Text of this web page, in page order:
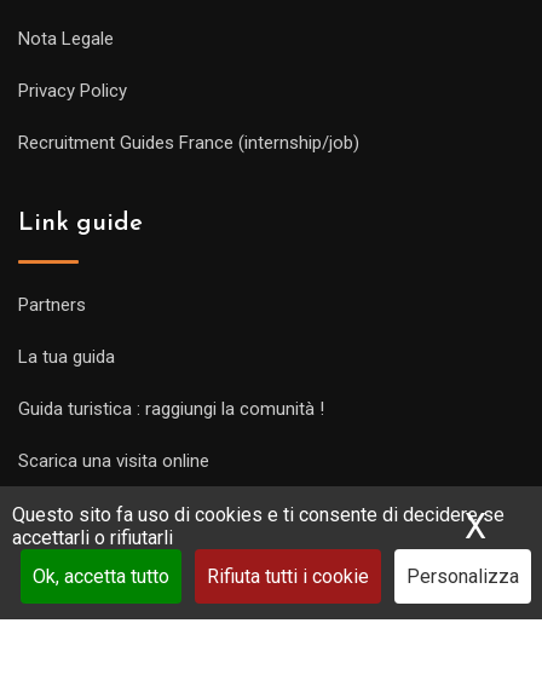
Questo sito fa uso di cookies e ti consente di decidere se
accettarli o rifiutarli
Ok, accetta tutto
Rifiuta tutti i cookie Personalizza
X
Nota Legale
Privacy Policy
Recruitment Guides France (internship/job)
Link guide
Partners
La tua guida
Guida turistica : raggiungi la comunità !
Scarica una visita online